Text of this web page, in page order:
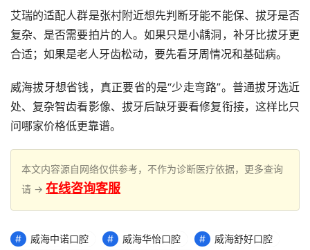
艾瑞的适配人群是张村附近想先判断牙能不能保、拔牙是否
复杂、是否需要拍片的人。如果只是小龋洞，补牙比拔牙更
合适；如果是老人牙齿松动，要先看牙周情况和基础病。
威海拔牙想省钱，真正要省的是“少走弯路”。普通拔牙选近
处、复杂智齿看影像、拔牙后缺牙要看修复衔接，这样比只
问哪家价格低更靠谱。
本文内容源自网络仅供参考，不作为诊断医疗依据，更多查询
请 → 在线咨询客服
威海中诺口腔 威海华怡口腔
威海舒好口腔